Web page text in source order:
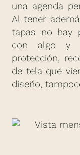
una agenda
Al tener
tapas no hay
con algo y
protección,
de tela que
diseño,